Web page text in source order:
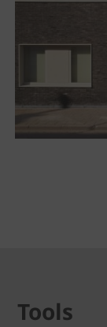
Tools